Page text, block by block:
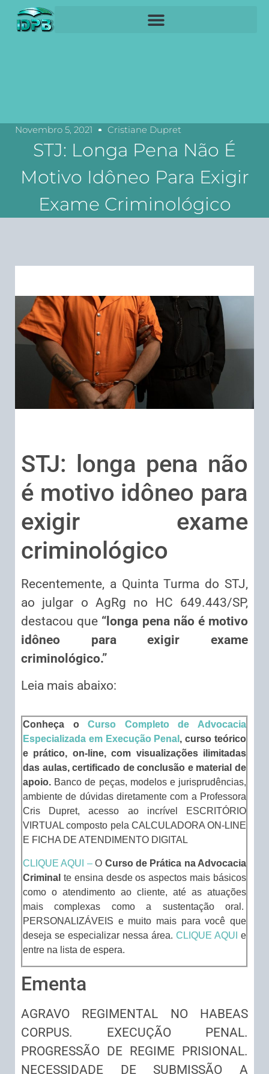
Novembro 5, 2021 Cristiane Dupret
STJ: Longa Pena Não É
Motivo Idôneo Para Exigir
Exame Criminológico
STJ: longa pena não
é motivo idôneo para
exigir exame
criminológico
​Recentemente, a Quinta Turma do STJ,
ao julgar o AgRg no HC 649.443/SP,
destacou que “longa pena não é motivo
idôneo para exigir exame
criminológico.”
Leia mais abaixo:
Conheça oCurso Completo de Advocacia
Especializada em Execução Penal , curso teórico
e prático, on-line, com visualizações ilimitadas
das aulas, certificado de conclusão e material de
apoio. Banco de peças, modelos e jurisprudências,
ambiente de dúvidas diretamente com a Professora
Cris Dupret, acesso ao incrível ESCRITÓRIO
VIRTUAL composto pela CALCULADORA ON-LINE
E FICHA DE ATENDIMENTO DIGITAL
CLIQUE AQUI –O Curso de Prática na Advocacia
Criminal te ensina desde os aspectos mais básicos
como o atendimento ao cliente, até as atuações
mais complexas como a sustentação oral.
PERSONALIZÁVEIS e muito mais para você que
deseja se especializar nessa área. CLIQUE AQUI e
entre na lista de espera.
Ementa
AGRAVO REGIMENTAL NO HABEAS
CORPUS. EXECUÇÃO PENAL.
PROGRESSÃO DE REGIME PRISIONAL.
NECESSIDADE DE SUBMISSÃO A